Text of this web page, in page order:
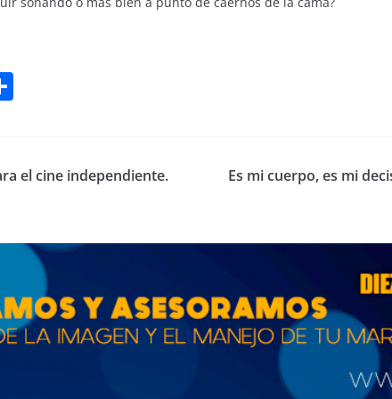
C
pel cine independiente. Es mi cuerpo, es mi